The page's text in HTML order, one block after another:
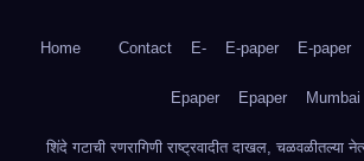
Home Contact E- E-paper E-paper
Epaper Epaper Mumbai
शिंदे गटाची रणरागिणी राष्ट्रवादीत दाखल, चळवळीतल्या